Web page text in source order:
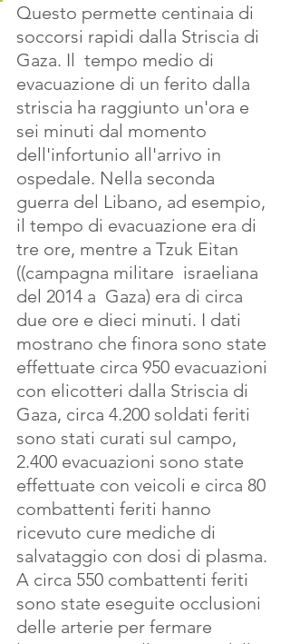
Questo permette centinaia di
soccorsi rapidi dalla Striscia di
Gaza. Il  tempo medio di
evacuazione di un ferito dalla
striscia ha raggiunto un'ora e
sei minuti dal momento
dell'infortunio all'arrivo in
ospedale. Nella seconda
guerra del Libano, ad esempio,
il tempo di evacuazione era di
tre ore, mentre a Tzuk Eitan
((campagna militare  israeliana
del 2014 a  Gaza) era di circa
due ore e dieci minuti. I dati
mostrano che finora sono state
effettuate circa 950 evacuazioni
con elicotteri dalla Striscia di
Gaza, circa 4.200 soldati feriti
sono stati curati sul campo,
2.400 evacuazioni sono state
effettuate con veicoli e circa 80
combattenti feriti hanno
ricevuto cure mediche di
salvataggio con dosi di plasma.
A circa 550 combattenti feriti
sono state eseguite occlusioni
delle arterie per fermare